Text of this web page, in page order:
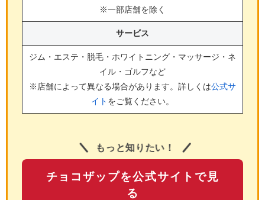
※一部店舗を除く
サービス
ジム・エステ・脱毛・ホワイトニング・マッサージ・ネ
イル・ゴルフなど
※店舗によって異なる場合があります。詳しくは公式サ
イト をご覧ください。
もっと知りたい！
チョコザップを公式サイトで見
る